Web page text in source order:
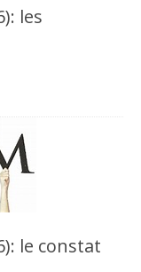
les
le constat